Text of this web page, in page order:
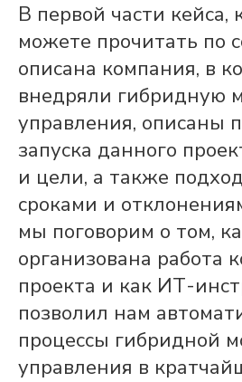
В первой части кейса,
можете прочитать по
описана компания, в
внедряли гибридную
управления, описаны
запуска данного
и цели, а также
сроками и
мы поговорим о том,
организована работа
проекта и как ИТ-
позволил нам
процессы гибридной
управления в